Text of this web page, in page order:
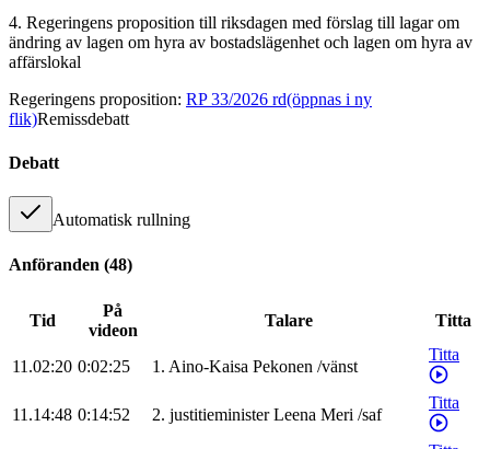
4. Regeringens proposition till riksdagen med förslag till lagar om
ändring av lagen om hyra av bostadslägenhet och lagen om hyra av
affärslokal
Regeringens proposition: RP 33/2026 rd(öppnas i ny
flik)Remissdebatt
Debatt
Automatisk rullning
Anföranden (48)
Tid
På
videon
Talare Titta
11.02:20 0:02:25 1. Aino-Kaisa Pekonen /vänst
Titta
11.14:48 0:14:52 2. justitieminister Leena Meri /saf
Titta